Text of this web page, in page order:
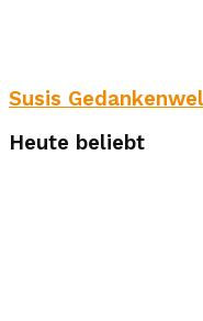
Susis
Heute beliebt